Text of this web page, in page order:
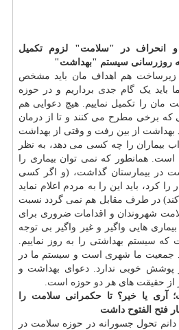
و انحراف در "سلامت"
لزوم تکمیل
روزرسانی سیستم "بهداشت"
هم اهداف مان باید مشخص
باید یک گام جدی برداریم و در حوزه
مان را تکمیل نماییم. هیچ دعوایی هم
که برخی مطرح می کنند و تا از درمان
بهداشت از بین رفت و وقتی از بهداشت
بیماران را چه کسی می دهد، به نظر
همانطور که نمی توان بیماری را
در بیمارستان گذاشت، (و اگر کسی
را کرد، باید این را به مردم اعلام نماید
کند) در طرف مقابل هم نمی گردد نسبت
شهروندان و اقدامات ضروری برای
هایی واگیر و غیر واگیر بی توجه
که سیستم بهداشتی را به روز نماییم.
بیشتر از ۷۰ درصد جمعیت ما شهری است و سیستم ما در
خوبی ندارد. دعوای بهداشت و
از حقیقت های هر دو حوزه است.
آری یا خیر؟تا حکمرانی سلامت را
فتح الفتوح داشت
تحول جسورانه در حوزه سلامت در